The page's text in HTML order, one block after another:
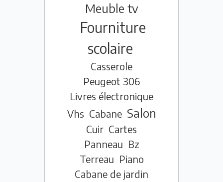
Meuble tv
Fourniture
scolaire
Casserole
Peugeot 306
Livres électronique
Vhs Cabane Salon
Cuir Cartes
Panneau Bz
Terreau Piano
Cabane de jardin